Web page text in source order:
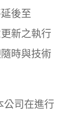
後至
新之執行
時與技術
公司 在進行